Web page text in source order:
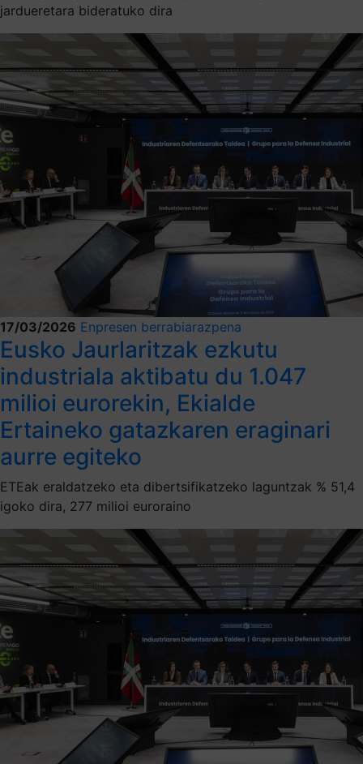
jardueretara bideratuko dira
17/03/2026 Enpresen berrabiarazpena
Eusko Jaurlaritzak ezkutu
industriala aktibatu du 1.047
milioi eurorekin, Ekialde
Ertaineko gatazkaren eraginari
aurre egiteko
ETEak eraldatzeko eta dibertsifikatzeko laguntzak % 51,4
igoko dira, 277 milioi euroraino